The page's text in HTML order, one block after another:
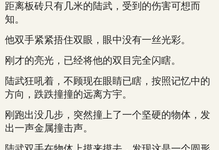
距离板砖只有几米的陆武，受到的伤害可想而
知。
他双手紧紧捂住双眼，眼中没有一丝光彩。
刚才的亮光，已经将他的双目完全闪瞎。
陆武狂吼着，不顾现在眼睛已瞎，按照记忆中的
方向，跌跌撞撞的远离方宇。
刚跑出没几步，突然撞上了一个坚硬的物体，发
出一声金属撞击声。